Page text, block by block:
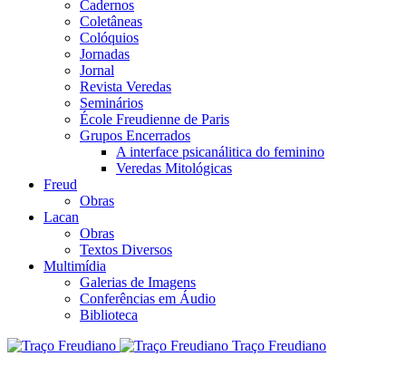
Cadernos
Coletâneas
Colóquios
Jornadas
Jornal
Revista Veredas
Seminários
École Freudienne de Paris
Grupos Encerrados
A interface psicanálitica do feminino
Veredas Mitológicas
Freud
Obras
Lacan
Obras
Textos Diversos
Multimídia
Galerias de Imagens
Conferências em Áudio
Biblioteca
Traço Freudiano